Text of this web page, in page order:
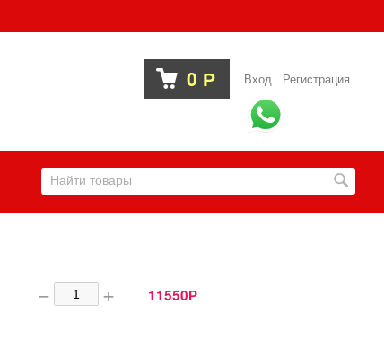
Вход Регистрация
0 Р
− + 11550Р